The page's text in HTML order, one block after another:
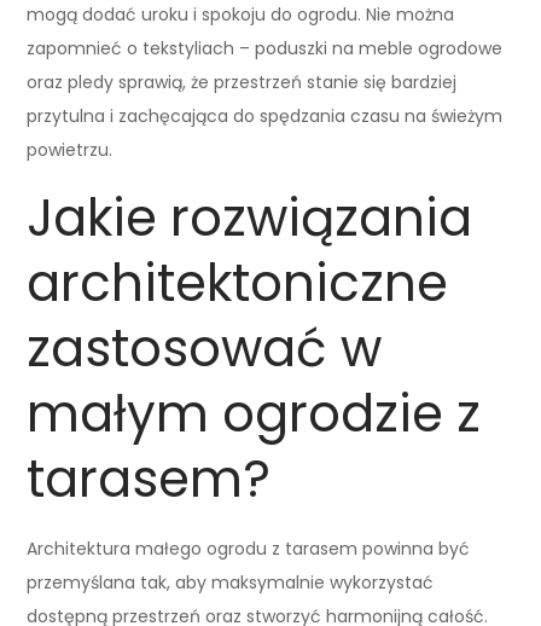
mogą dodać uroku i spokoju do ogrodu. Nie można
zapomnieć o tekstyliach – poduszki na meble ogrodowe
oraz pledy sprawią, że przestrzeń stanie się bardziej
przytulna i zachęcająca do spędzania czasu na świeżym
powietrzu.
Jakie rozwiązania
architektoniczne
zastosować w
małym ogrodzie z
tarasem?
Architektura małego ogrodu z tarasem powinna być
przemyślana tak, aby maksymalnie wykorzystać
dostępną przestrzeń oraz stworzyć harmonijną całość.